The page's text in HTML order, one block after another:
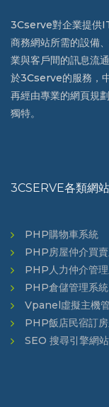
3Cserve對企業提供
商務網站所需的設備
業與客戶間的訊息流
於3Cserve的服務，
再經由專業的網頁規
獨特。
3CSERVE各類網
PHP購物車系統
PHP房屋仲介買
PHP人力仲介管
PHP倉儲管理系統
Vpanel虛擬主機
PHP飯店民宿訂
SEO 搜尋引擎網